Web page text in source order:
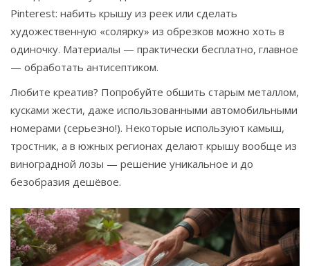
Pinterest: набить крышу из реек или сделать
художественную «солярку» из обрезков можно хоть в
одиночку. Материалы — практически бесплатно, главное
— обработать антисептиком.
Любите креатив? Попробуйте обшить старым металлом,
кусками жести, даже использованными автомобильными
номерами (серьезно!). Некоторые используют камыш,
тростник, а в южных регионах делают крышу вообще из
виноградной лозы — решение уникальное и до
безобразия дешёвое.